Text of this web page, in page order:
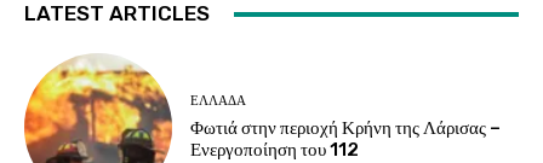
LATEST ARTICLES
ΕΛΛΑΔΑ
Φωτιά στην περιοχή Κρήνη της Λάρισας –
Ενεργοποίηση του 112